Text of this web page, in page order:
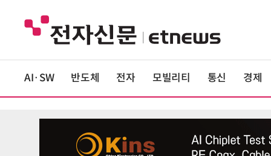
AI·SW 반도체 전자 모빌리티 통신 경제